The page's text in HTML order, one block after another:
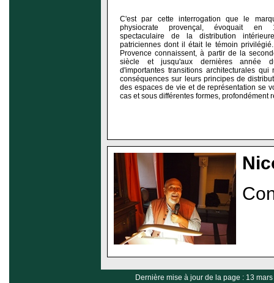
C'est par cette interrogation que le
physiocrate provençal, évoquait en
spectaculaire de la distribution
patriciennes dont il était le témoin
Provence connaissent, à partir de la
siècle et jusqu'aux dernières année
d'importantes transitions architecturales
conséquences sur leurs principes de
des espaces de vie et de représentation se
cas et sous différentes formes, profondément
Dernière mise à jour de la page : 13